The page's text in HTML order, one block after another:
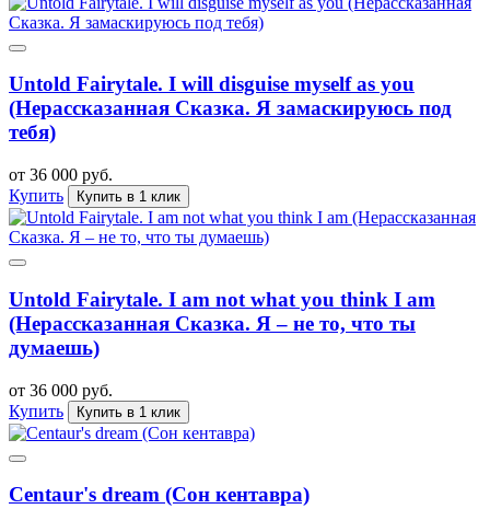
Untold Fairytale. I will disguise myself as you
(Нерассказанная Сказка. Я замаскируюсь под
тебя)
от 36 000 руб.
Купить
Купить в 1 клик
Untold Fairytale. I am not what you think I am
(Нерассказанная Сказка. Я – не то, что ты
думаешь)
от 36 000 руб.
Купить
Купить в 1 клик
Centaur's dream (Сон кентавра)